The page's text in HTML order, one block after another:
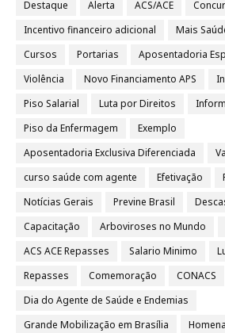
Destaque Alerta ACS/ACE
Incentivo financeiro adicional
Mais
Cursos
Portarias Aposentadoria
Violência
Novo Financiamento APS
Piso Salarial
Luta por Direitos
Piso da Enfermagem
Exemplo
Aposentadoria Exclusiva Diferenciada
curso saúde com agente
Efetivação
Notícias Gerais
Previne Brasil
Capacitação
Arboviroses no Mundo
ACS ACE Repasses
Salario Minimo
Repasses
Comemoração CONACS
Dia do Agente de Saúde e Endemias
Grande Mobilização em Brasília